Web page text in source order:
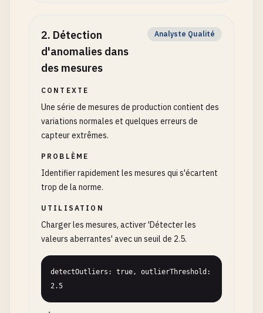
2. Détection
d'anomalies dans
des mesures
Analyste Qualité
CONTEXTE
Une série de mesures de production contient des
variations normales et quelques erreurs de
capteur extrêmes.
PROBLÈME
Identifier rapidement les mesures qui s'écartent
trop de la norme.
UTILISATION
Charger les mesures, activer 'Détecter les
valeurs aberrantes' avec un seuil de 2.5.
detectOutliers: true, outlierThreshold:
2.5